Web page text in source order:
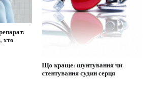
хто
Що краще: шунтування чи
стентування судин серця